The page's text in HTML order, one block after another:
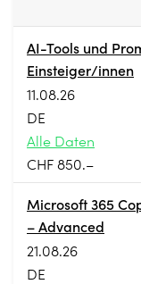
AI-Tools und
Einsteiger/innen
11.08.26
DE
Alle Daten
CHF 850.–
Microsoft 365
– Advanced
21.08.26
DE